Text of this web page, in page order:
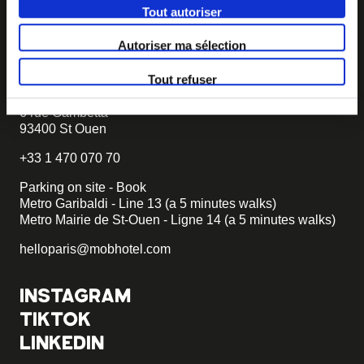
Tout autoriser
Autoriser ma sélection
Tout refuser
becomemob@mobhotel.com
FIND MOB HOTEL
92 rooms with 3 PRM
6 rue Gambetta
93400 St Ouen
+33 1 470 070 70
Parking on site - Book
Metro Garibaldi - Line 13 (a 5 minutes walks)
Metro Mairie de St-Ouen - Ligne 14 (a 5 minutes walks)
helloparis@mobhotel.com
INSTAGRAM
TIKTOK
LINKEDIN